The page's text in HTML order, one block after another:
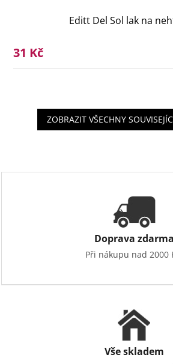
Editt Del Sol lak na
31 Kč
ZOBRAZIT VŠECHNY
Doprava zdarma
Při nákupu nad 2000
Vše skladem